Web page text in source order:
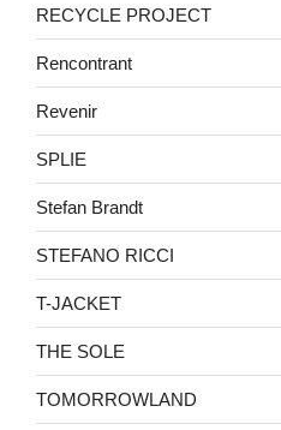
RECYCLE PROJECT
Rencontrant
Revenir
SPLIE
Stefan Brandt
STEFANO RICCI
T-JACKET
THE SOLE
TOMORROWLAND